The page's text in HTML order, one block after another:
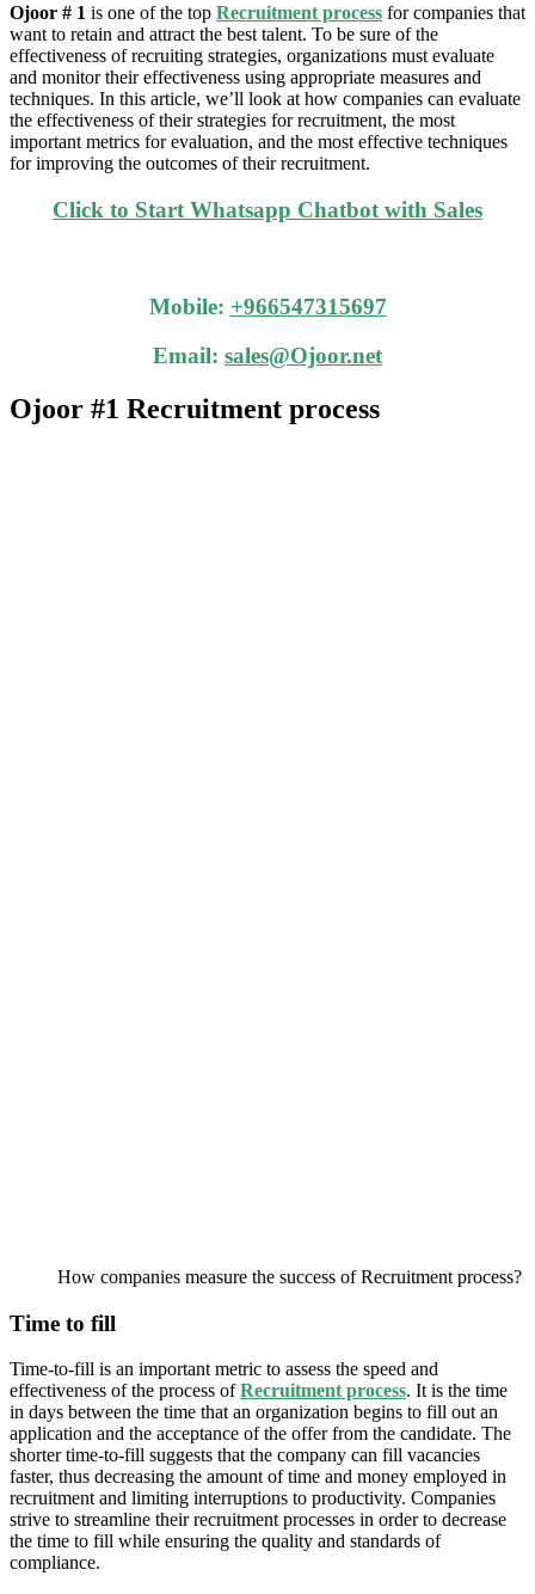
Ojoor # 1 is one of the top Recruitment process for companies that
want to retain and attract the best talent. To be sure of the
effectiveness of recruiting strategies, organizations must evaluate
and monitor their effectiveness using appropriate measures and
techniques. In this article, we’ll look at how companies can evaluate
the effectiveness of their strategies for recruitment, the most
important metrics for evaluation, and the most effective techniques
for improving the outcomes of their recruitment.
Click to Start Whatsapp Chatbot with Sales
Mobile: +966547315697
Email: sales@Ojoor.net
Ojoor #1 Recruitment process
How companies measure the success of Recruitment process?
Time to fill
Time-to-fill is an important metric to assess the speed and
effectiveness of the process ofRecruitment process. It is the time
in days between the time that an organization begins to fill out an
application and the acceptance of the offer from the candidate. The
shorter time-to-fill suggests that the company can fill vacancies
faster, thus decreasing the amount of time and money employed in
recruitment and limiting interruptions to productivity. Companies
strive to streamline their recruitment processes in order to decrease
the time to fill while ensuring the quality and standards of
compliance.